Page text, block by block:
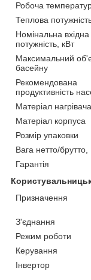
Робоча
Теплова
Номінальна вхідна
потужність, кВт
Максимальний
басейну
Рекомендована
продуктивність
Матеріал нагрівача
Матеріал корпуса
Розмір упаковки
Вага нетто/брутто,
Гарантія
Призначення
З'єднання
Режим роботи
Керування
Інвертор